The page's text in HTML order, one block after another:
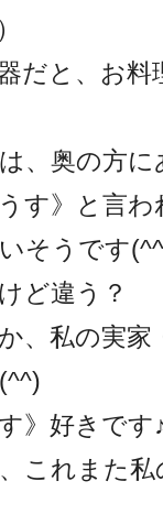
だと、お
、奥の方
うす》と言
そうです
ど違う？
、私の実
す》好きです
これまた